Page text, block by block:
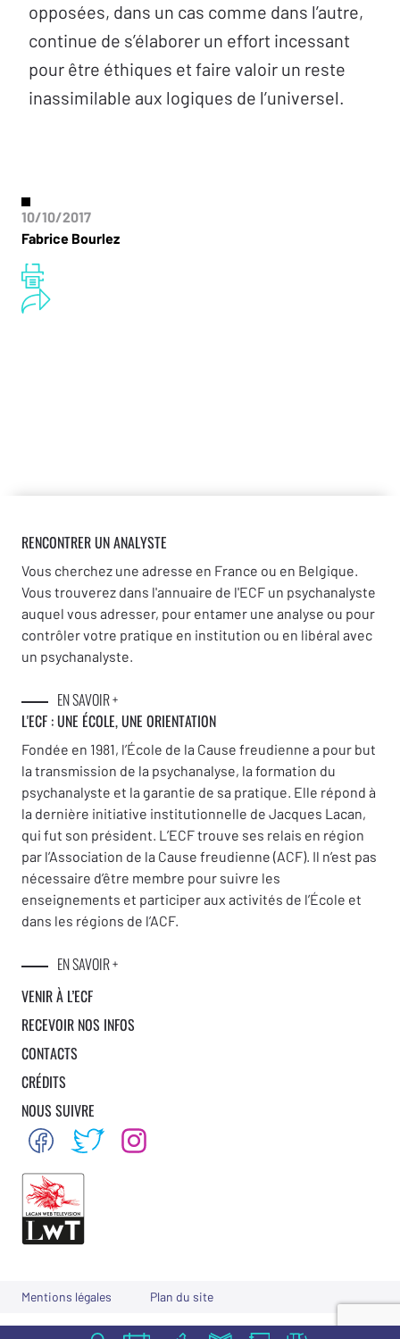
10/10/2017
Fabrice Bourlez
opposées, dans un cas comme dans l’autre,
continue de s’élaborer un effort incessant
pour être éthiques et faire valoir un reste
inassimilable aux logiques de l’universel.
RENCONTRER UN ANALYSTE
Vous cherchez une adresse en France ou en Belgique.
Vous trouverez dans l'annuaire de l'ECF un psychanalyste
auquel vous adresser, pour entamer une analyse ou pour
contrôler votre pratique en institution ou en libéral avec
un psychanalyste.
EN SAVOIR +
L'ECF : UNE ÉCOLE, UNE ORIENTATION
Fondée en 1981, l’École de la Cause freudienne a pour but
la transmission de la psychanalyse, la formation du
psychanalyste et la garantie de sa pratique. Elle répond à
la dernière initiative institutionnelle de Jacques Lacan,
qui fut son président. L’ECF trouve ses relais en région
par l’Association de la Cause freudienne (ACF). Il n’est pas
nécessaire d’être membre pour suivre les
enseignements et participer aux activités de l’École et
dans les régions de l’ACF.
EN SAVOIR +
VENIR À L’ECF
RECEVOIR NOS INFOS
CONTACTS
CRÉDITS
NOUS SUIVRE
Mentions légales Plan du site